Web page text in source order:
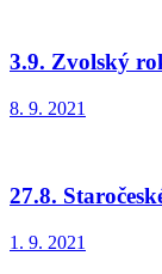
3.9. Zvolský
8. 9. 2021
27.8.
1. 9. 2021